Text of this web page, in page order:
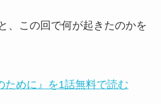
、この回で何が起きたのかを
ために』を1話無料で読む